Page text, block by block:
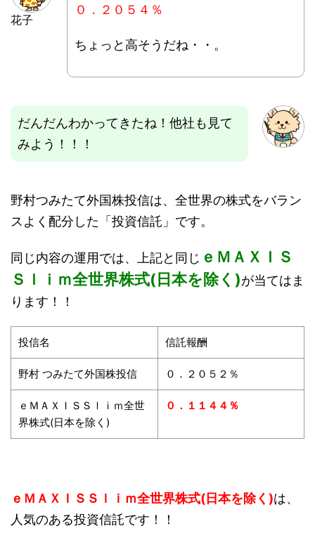
花子
０．２０５４％
ちょっと高そうだね・・。
だんだんわかってきたね！他社も見て
みよう！！！
野村つみたて外国株投信は、全世界の株式をバラン
スよく配分した「投資信託」です。
同じ内容の運用では、上記と同じ ｅＭＡＸＩＳ
Ｓｌｉｍ全世界株式(日本を除く)が当てはま
ります！！
投信名 信託報酬
野村 つみたて外国株投信 ０．２０５２％
ｅＭＡＸＩＳＳｌｉｍ全世
界株式(日本を除く)
０．１１４４％
ｅＭＡＸＩＳＳｌｉｍ全世界株式(日本を除く)は、
人気のある投資信託です！！